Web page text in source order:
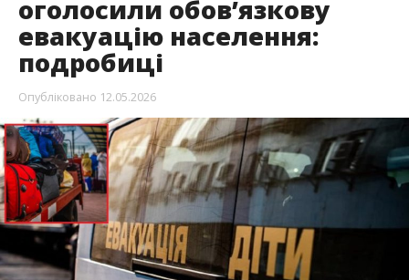
оголосили обов’язкову
евакуацію населення:
подробиці
Опубліковано 12.05.2026